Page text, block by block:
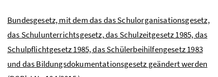
Bundesgesetz, mit dem das das Schulorganisationsgesetz,
das Schulunterrichtsgesetz, das Schulzeitgesetz 1985, das
Schulpflichtgesetz 1985, das Schülerbeihilfengesetz 1983
und das Bildungsdokumentationsgesetz geändert werden